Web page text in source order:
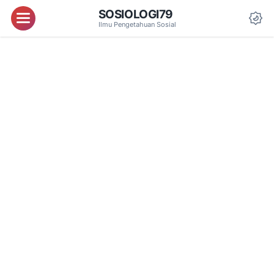
Menu SOSIOLOGI79
Ilmu Pengetahuan Sosial